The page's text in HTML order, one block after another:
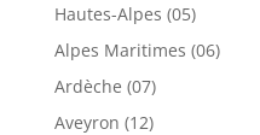
Hautes-Alpes (05)
Alpes Maritimes (06)
Ardèche (07)
Aveyron (12)